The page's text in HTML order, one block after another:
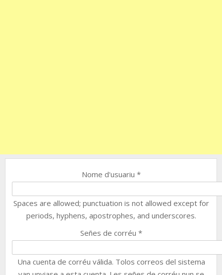
Nome d'usuariu *
Spaces are allowed; punctuation is not allowed except for
periods, hyphens, apostrophes, and underscores.
Señes de corréu *
Una cuenta de corréu válida. Tolos correos del sistema